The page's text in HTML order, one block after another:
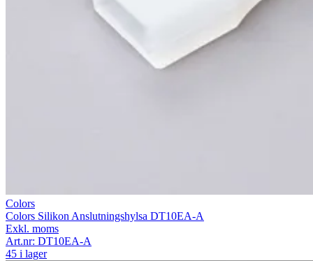
Colors
Colors Silikon Anslutningshylsa DT10EA-A
Exkl. moms
Art.nr: DT10EA-A
45 i lager